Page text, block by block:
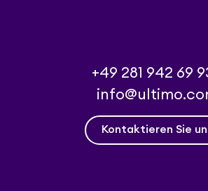
+49 281 942 69
Kontaktieren Sie